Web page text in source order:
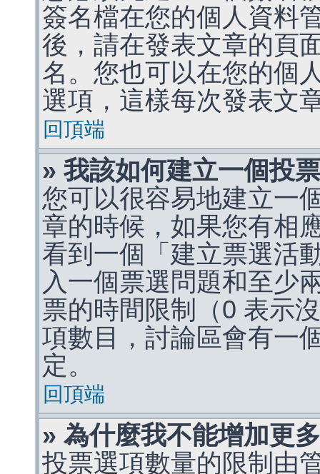
簽名檔在您的個人資料
後，請在發表文章的頁
名。您也可以在您的個
選項，這樣每次發表文
回頂端
» 我該如何建立一個投
您可以很容易地建立一
章的時候，如果您有相
看到一個「建立票選活
入一個票選問題和至少
票的時間限制（0 表示
項數目，討論區會有一
定。
回頂端
» 為什麼我不能增加更
投票選項數量的限制由